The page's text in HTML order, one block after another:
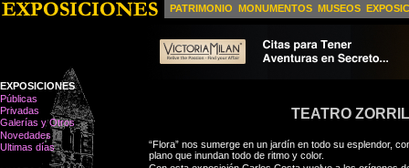
PATRIMONIO MONUMENTOS MUSEOS
EXPOSICIONES
Públicas
Privadas
Galerías y Otros
Novedades
Ultimas días
TEATRO
“Flora” nos sumerge en un jardín en todo su esplendor,
plano que inundan todo de ritmo y color.